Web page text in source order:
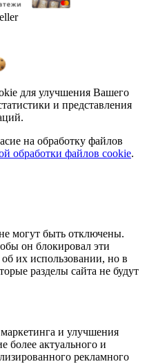
для улучшения Вашего
и представления
на обработку файлов
обработки файлов cookie.
могут быть отключены.
он блокировал эти
их использовании, но в
разделы сайта не будут
и улучшения
более актуального и
рекламного